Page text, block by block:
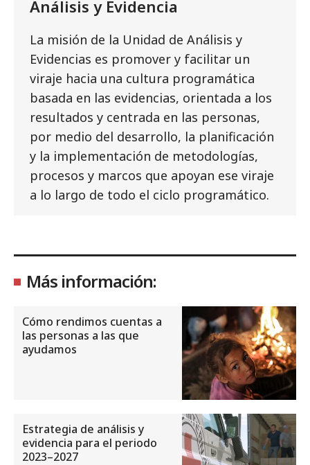
Análisis y Evidencia
La misión de la Unidad de Análisis y
Evidencias es promover y facilitar un
viraje hacia una cultura programática
basada en las evidencias, orientada a los
resultados y centrada en las personas,
por medio del desarrollo, la planificación
y la implementación de metodologías,
procesos y marcos que apoyan ese viraje
a lo largo de todo el ciclo programático.
Más información:
Cómo rendimos cuentas a
las personas a las que
ayudamos
Estrategia de análisis y
evidencia para el periodo
2023–2027